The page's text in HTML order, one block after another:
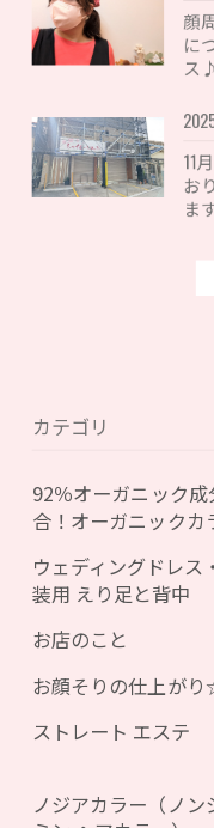
顔
に
ス♪
11
お
ま
カテゴリ
92％オーガニック成
合！オーガニックカ
ウェディングドレス
装用 えり足と背中
お店のこと
お顔そりの仕上が
ストレート エステ
ノジアカラー（ノン